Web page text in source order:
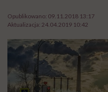
Opublikowano: 09.11.2018 13:17
Aktualizacja: 24.04.2019 10:42